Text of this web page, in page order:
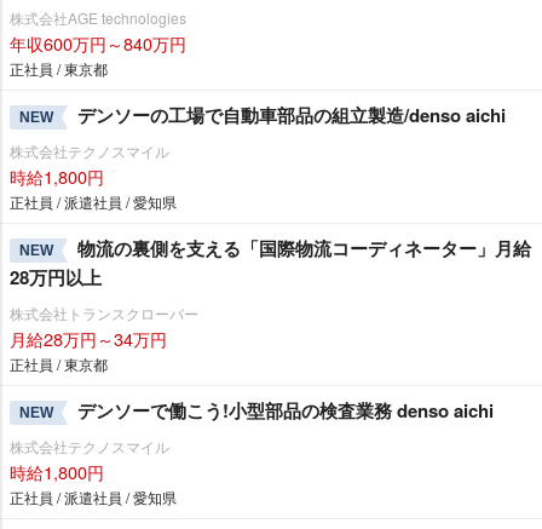
株式会社AGE technologies
年収600万円～840万円
正社員 / 東京都
NEW デンソーの工場で自動車部品の組立製造/denso aichi
株式会社テクノスマイル
時給1,800円
正社員 / 派遣社員 / 愛知県
NEW
物流の裏側を支える「国際物流コーディネーター」月給
28万円以上
株式会社トランスクローバー
月給28万円～34万円
正社員 / 東京都
NEW デンソーで働こう!小型部品の検査業務 denso aichi
株式会社テクノスマイル
時給1,800円
正社員 / 派遣社員 / 愛知県